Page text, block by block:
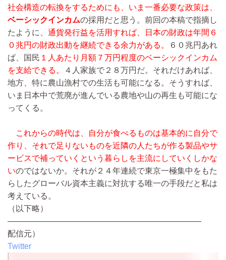
社会構造の転換をするためにも、いま一番必要な政策は、
ベーシックインカムの採用だと思う。前回の本稿で指摘し
たように、 通貨発行益を活用すれば、日本の財政は年間６
０兆円の財政出動を継続できる余力がある。
６０兆円あれ
ば、国民 １人あたり月額７万円程度のベーシックインカム
を支給できる。
４人家族で２８万円だ。それだけあれば、
地方、特に農山漁村での生活も可能になる。そうすれば、
いま日本中で荒廃が進んでいる農地や山の再生も可能にな
ってくる。
これからの時代は、自分が食べるものは基本的に自分で
作り、それで足りないものを近隣の人たちが作る製品やサ
ービスで補っていくという暮らしを主流にしていくしかな
いのではないか。それが２４年連続で東京一極集中をもた
らしたグローバル資本主義に対抗する唯一の手段だと私は
考えている。
（以下略）
————————————————————————
配信元）
Twitter